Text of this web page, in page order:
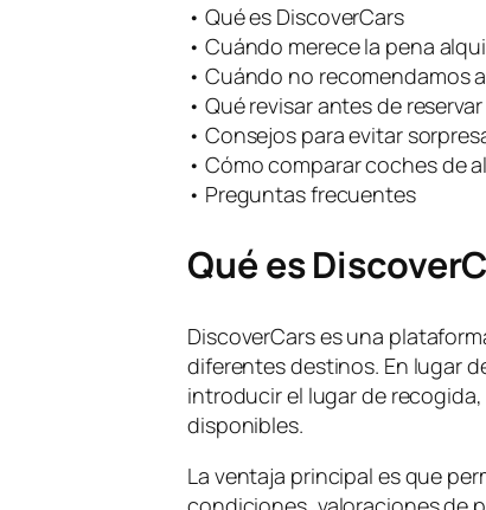
• Qué es DiscoverCars
• Cuándo merece la pena
• Cuándo no recomendamos
• Qué revisar antes de reservar
• Consejos para evitar
• Cómo comparar coches de
• Preguntas frecuentes
Qué es
DiscoverCars es una
diferentes destinos. En lugar
introducir el lugar de
disponibles.
La ventaja principal es que